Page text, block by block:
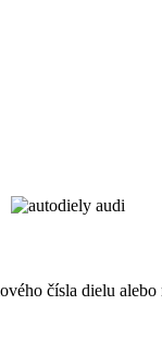
čísla dielu